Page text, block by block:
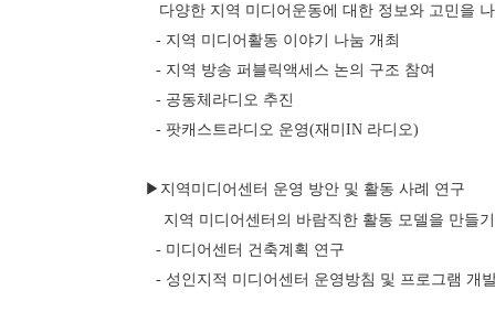
다양한 지역 미디어운동에 대한 정보와 고민
- 지역 미디어활동 이야기 나눔 개최
- 지역 방송 퍼블릭액세스 논의 구조 참여
- 공동체라디오 추진
- 팟캐스트라디오 운영(재미IN 라디오)
▶지역미디어센터 운영 방안 및 활동 사례 연구
지역 미디어센터의 바람직한 활동 모델을 만
- 미디어센터 건축계획 연구
- 성인지적 미디어센터 운영방침 및 프로그램 개